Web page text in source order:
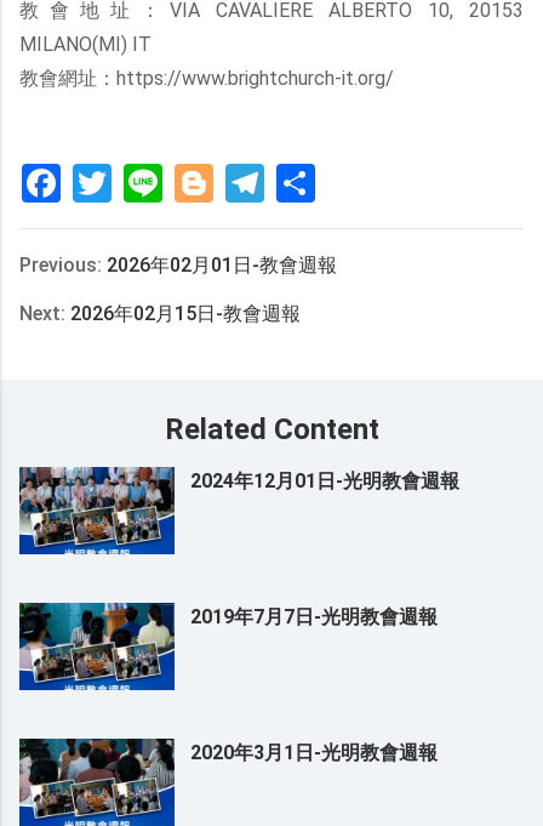
教會地址：VIA CAVALIERE ALBERTO 10, 20153
MILANO(MI) IT
教會網址：https://www.brightchurch-it.org/
FacebookTwitter Line Blogger Telegram
Previous: 2026年02月01日-教會週報
Next: 2026年02月15日-教會週報
Related Content
2024年12月01日-光明教會週報
2019年7月7日-光明教會週報
2020年3月1日-光明教會週報